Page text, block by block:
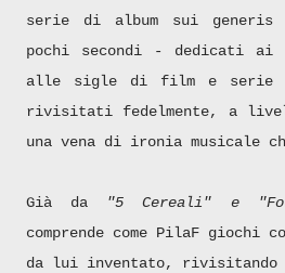
serie di album sui
pochi secondi - dedicati
alle sigle di film e serie
rivisitati fedelmente, a
una vena di ironia musicale
Già da "5 Cereali" e
comprende come PilaF giochi
da lui inventato, rivisitando